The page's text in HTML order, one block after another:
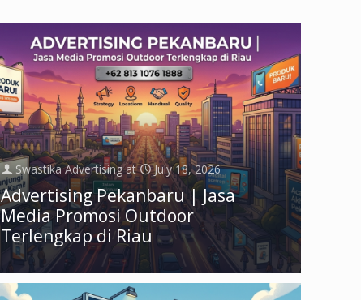
Swastika Advertising at July 18, 2026
Advertising Pekanbaru | Jasa
Media Promosi Outdoor
Terlengkap di Riau